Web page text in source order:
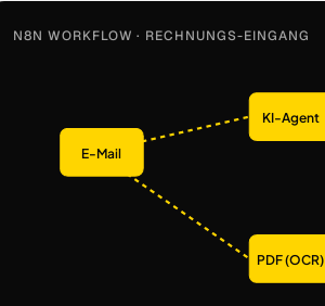
N8N WORKFLOW · RECHNUNGS-EINGANG
E-Mail
KI-Agent
PDF (OCR)